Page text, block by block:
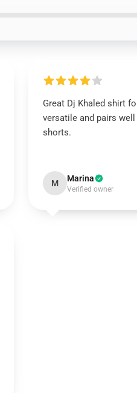
Great Dj Khaled shirt
versatile and pairs
shorts.
M Marina
Verified owner